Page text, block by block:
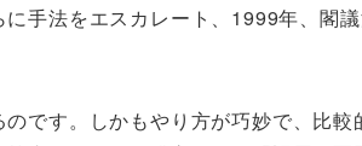
手法をエスカレート、1999年、閣
です。しかもやり方が巧妙で、比較